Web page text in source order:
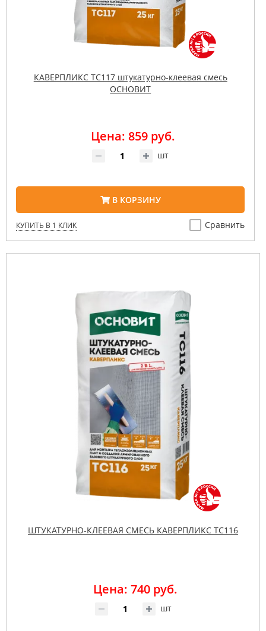
КАВЕРПЛИКС TC117 штукатурно-клеевая смесь
ОСНОВИТ
Цена: 859 руб.
шт
В КОРЗИНУ
КУПИТЬ В 1 КЛИК Сравнить
ШТУКАТУРНО-КЛЕЕВАЯ СМЕСЬ КАВЕРПЛИКС ТС116
Цена: 740 руб.
шт